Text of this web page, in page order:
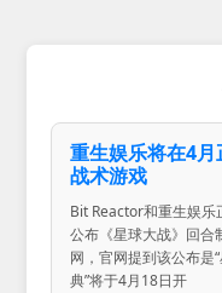
重生娱乐将在4
战术游戏
Bit Reactor和重生娱
公布《星球大战》回合
网，官网提到该公布是
典”将于4月18日开